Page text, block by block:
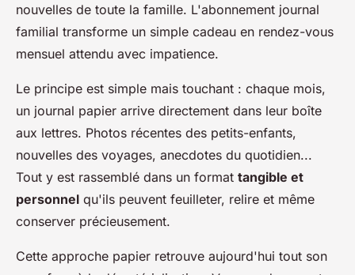
nouvelles de toute la famille. L'abonnement journal
familial transforme un simple cadeau en rendez-vous
mensuel attendu avec impatience.
Le principe est simple mais touchant : chaque mois,
un journal papier arrive directement dans leur boîte
aux lettres. Photos récentes des petits-enfants,
nouvelles des voyages, anecdotes du quotidien...
Tout y est rassemblé dans un format tangible et
personnel qu'ils peuvent feuilleter, relire et même
conserver précieusement.
Cette approche papier retrouve aujourd'hui tout son